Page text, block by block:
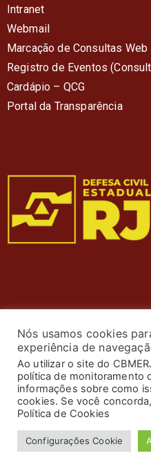
Intranet
Webmail
Marcação de Consultas Web
Registro de Eventos
Cardápio – QCG
Portal da Transparência
© 2024 Corpo de
Janeiro. Todos os Direitos
por
Nós usamos cookies
experiência de
Ao utilizar o site do
política de monitoramento
informações sobre como
cookies. Se você
Política de Cookies
Configurações Cookie